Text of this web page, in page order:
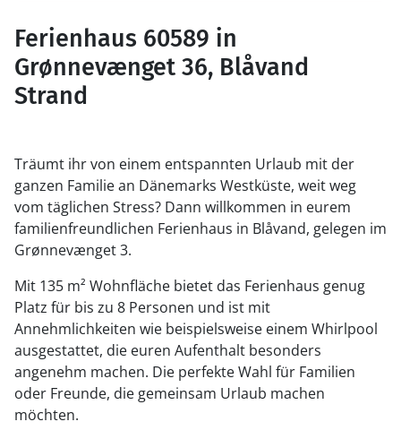
Ferienhaus 60589 in
Grønnevænget 36, Blåvand
Strand
Träumt ihr von einem entspannten Urlaub mit der
ganzen Familie an Dänemarks Westküste, weit weg
vom täglichen Stress? Dann willkommen in eurem
familienfreundlichen Ferienhaus in Blåvand, gelegen im
Grønnevænget 3.
Mit 135 m² Wohnfläche bietet das Ferienhaus genug
Platz für bis zu 8 Personen und ist mit
Annehmlichkeiten wie beispielsweise einem Whirlpool
ausgestattet, die euren Aufenthalt besonders
angenehm machen. Die perfekte Wahl für Familien
oder Freunde, die gemeinsam Urlaub machen
möchten.